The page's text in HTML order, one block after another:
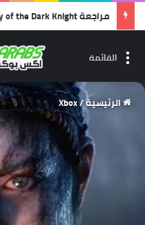
القائمة
الرئيسية/
Xbox